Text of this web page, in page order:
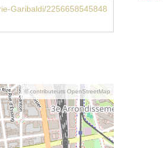
Garibaldi/2256658545848
© contributeurs OpenStreetMap